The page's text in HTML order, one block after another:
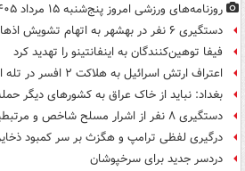
روزنامه‌های ورزشی امروز پنج‌شنبه ۱۵ مرداد ۱۴۰۵
دستگیری ۶ نفر در بهشهر به اتهام تشویش اذهان عمومی
فیفا توهین‌کنندگان به اینفانتینو را تهدید کرد
اعتراف ارتش اسرائیل به هلاکت ۲ افسر در تله انفجاری حزب‌الله
بغداد: نباید از خاک عراق به کشورهای دیگر
دستگیری ۸ نفر از اشرار مسلح شاخص و مرتبطین گروهک های تروریستی
درگیری لفظی ترامپ و هگزث بر سر کمبود
دردسر جدید برای سرخپوشان